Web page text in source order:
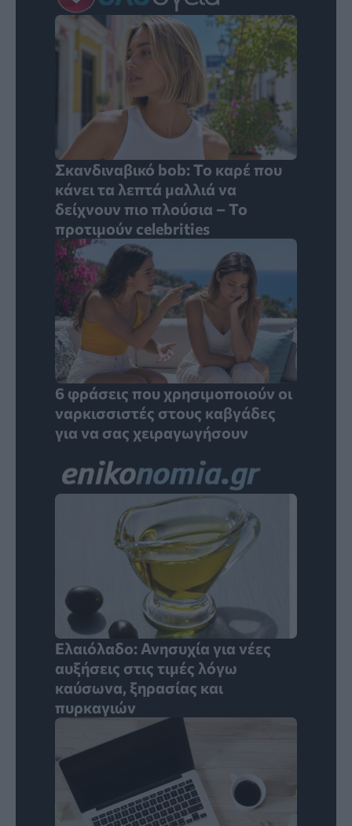
Σκανδιναβικό bob: Το καρέ που
κάνει τα λεπτά μαλλιά να
δείχνουν πιο πλούσια – Το
προτιμούν celebrities
6 φράσεις που χρησιμοποιούν οι
ναρκισσιστές στους καβγάδες
για να σας χειραγωγήσουν
Ελαιόλαδο: Ανησυχία για νέες
αυξήσεις στις τιμές λόγω
καύσωνα, ξηρασίας και
πυρκαγιών